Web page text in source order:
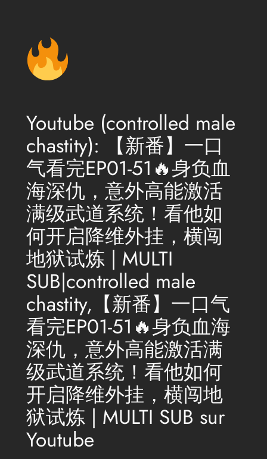
contenu
Youtube (controlled male
chastity): 【新番】一口
气看完EP01-51🔥身负血
海深仇，意外高能激活
满级武道系统！看他如
何开启降维外挂，横闯
地狱试炼 | MULTI
SUB|controlled male
chastity,【新番】一口气
看完EP01-51🔥身负血海
深仇，意外高能激活满
级武道系统！看他如何
开启降维外挂，横闯地
狱试炼 | MULTI SUB sur
Youtube